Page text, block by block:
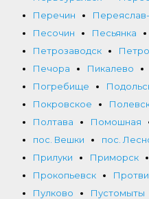
Перечин
Песочин
Песьянка
Петрозаводск
Печора
Пикалево
Погребище
Покровское
Полтава
Помошная
пос. Вешки
пос.
Прилуки
Приморск
Прокопьевск
Пулково
Пустомыты